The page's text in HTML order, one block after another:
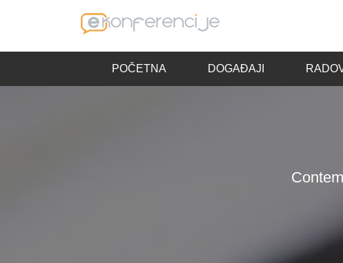
POČETNA DOGAĐAJI